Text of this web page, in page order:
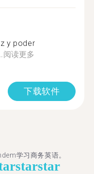
y poder
阅读更多
下载软件
学习商务英语。
starstar